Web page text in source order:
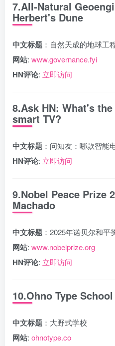
7.All-Natural
Herbert's Dune
中文标题 ：自然天成的地球工
网站: www.governance.fyi
HN评论: 立即访问
8.Ask HN: What's
smart TV?
中文标题 ：问知友：哪款智能
HN评论: 立即访问
9.Nobel Peace Prize
Machado
中文标题 ：2025年诺贝尔和平
网站: www.nobelprize.org
HN评论: 立即访问
10.Ohno Type School
中文标题 ：大野式学校
网站: ohnotype.co